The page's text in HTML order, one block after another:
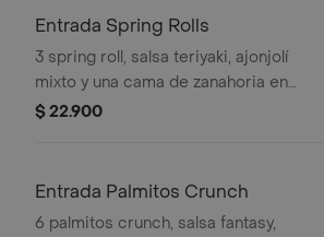
Entrada Spring Rolls
3 spring roll, salsa teriyaki, ajonjolí
mixto y una cama de zanahoria en
espiral.
$ 22.900
Entrada Palmitos Crunch
6 palmitos crunch, salsa fantasy,